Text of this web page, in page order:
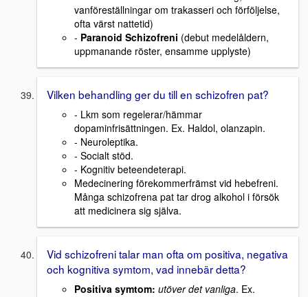
vanföreställningar om trakasseri och förföljelse,
ofta värst nattetid)
- Paranoid Schizofreni (debut medelåldern,
uppmanande röster, ensamme upplyste)
Vilken behandling ger du till en schizofren pat?
- Lkm som regelerar/hämmar
dopaminfrisättningen. Ex. Haldol, olanzapin.
- Neuroleptika.
- Socialt stöd.
- Kognitiv beteendeterapi.
Medecinering förekommerfrämst vid hebefreni.
Många schizofrena pat tar drog alkohol i försök
att medicinera sig själva.
Vid schizofreni talar man ofta om positiva, negativa
och kognitiva symtom, vad innebär detta?
Positiva symtom: utöver det vanliga. Ex.